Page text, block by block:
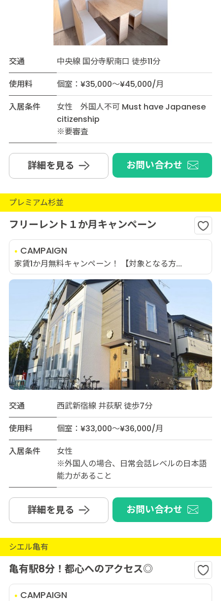
交通
中央線 国分寺駅南口 徒歩11分
使用料
個室：¥35,000～¥45,000/月
入居条件
女性 外国人不可 Must have Japanese
citizenship
※要審査
詳細を見る お問い合わせ
プレミアム杉並
フリーレント１か月キャンペーン
CAMPAIGN
家賃1か月無料キャンペーン！ 【対象となる方...
交通
西武新宿線 井荻駅 徒歩7分
使用料
個室：¥33,000～¥36,000/月
入居条件
女性
※外国人の場合、日常会話レベルの日本語
能力があること
詳細を見る お問い合わせ
シエル亀有
亀有駅8分！都心へのアクセス◎
CAMPAIGN